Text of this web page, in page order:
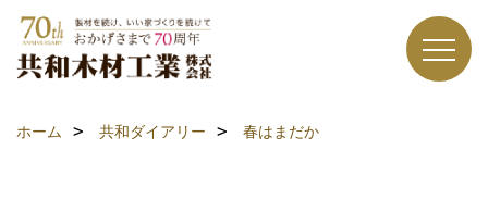
ホーム 共和ダイアリー 春はまだか